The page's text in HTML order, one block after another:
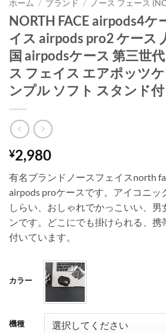
ホーム / ブランド / ノース フェース
NORTH FACE airpods4ケ
イス airpods pro2 ケース
国 airpodsケース 第三世
ス フェイス エアポッツ
ンプル ソフト スタンド付
¥2,980
有名ブランドノースフェイスnorth
airpods proケースです。アイコニッ
しらい、おしゃれでかっこいい、男
ンです。どこにでも掛けられる、
付いています。
カラー
機種